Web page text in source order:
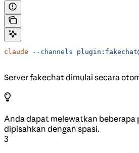
claude --channels
Server fakechat dimulai secara
Anda dapat melewatkan beberapa
dipisahkan dengan spasi.
3